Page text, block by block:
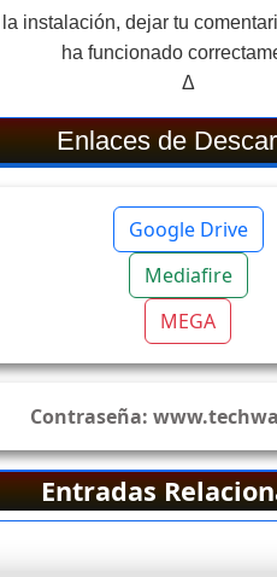
instalación, dejar tu
ha funcionado
Δ
Enlaces de
Google Drive
Mediafire
MEGA
Contraseña:
Entradas